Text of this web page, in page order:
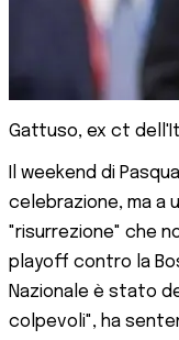
Gattuso, ex ct
Il weekend di
celebrazione, ma a
"risurrezione" che
playoff contro la
Nazionale è stato
colpevoli", ha